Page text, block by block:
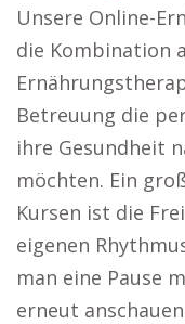
Unsere Online-
die Kombination
Betreuung die
ihre Gesundheit
möchten. Ein
Kursen ist die
eigenen
man eine Pause
erneut